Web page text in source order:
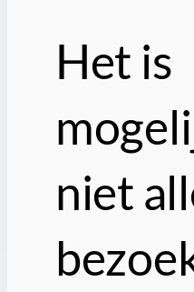
Het is
niet